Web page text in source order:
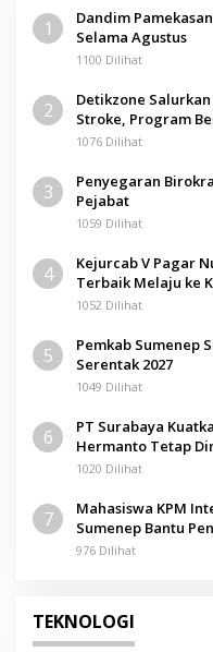
1
Dandim
Selama Agustus
1100 Dilihat
2
Detikzone
Stroke, Program
1076 Dilihat
3
Penyegaran
Pejabat
1059 Dilihat
4
Kejurcab V Pagar
Terbaik Melaju ke
1052 Dilihat
5
Pemkab Sumenep
Serentak 2027
1049 Dilihat
6
PT Surabaya
Hermanto Tetap
Pamolokan
1020 Dilihat
7
Mahasiswa KPM
Sumenep Bantu
976 Dilihat
TEKNOLOGI